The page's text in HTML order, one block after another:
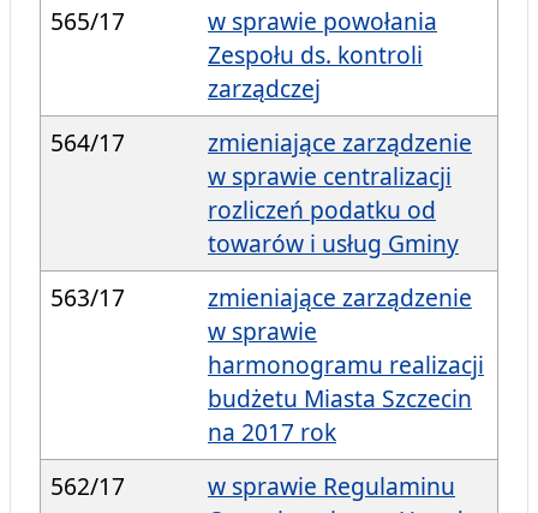
565/17
w sprawie powołania
Zespołu ds. kontroli
zarządczej
564/17
zmieniające zarządzenie
w sprawie centralizacji
rozliczeń podatku od
towarów i usług Gminy
563/17
zmieniające zarządzenie
w sprawie
harmonogramu realizacji
budżetu Miasta Szczecin
na 2017 rok
562/17
w sprawie Regulaminu